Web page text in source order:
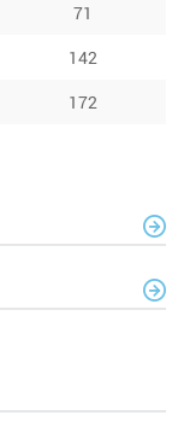
71
142
172